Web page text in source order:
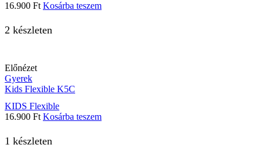
16.900 Ft Kosárba teszem
2 készleten
Előnézet
Gyerek
Kids Flexible K5C
KIDS Flexible
16.900 Ft Kosárba teszem
1 készleten